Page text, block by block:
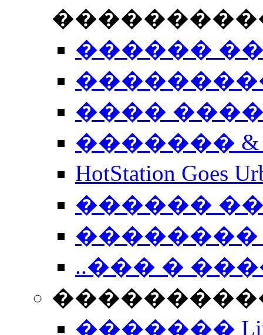
������
����
�������
HotStation
������
��������
..��� �
����������
�������